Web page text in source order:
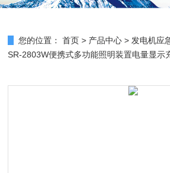
您的位置： 首页 > 产品中心 > 发电机应
SR-2803W便携式多功能照明装置电量显示